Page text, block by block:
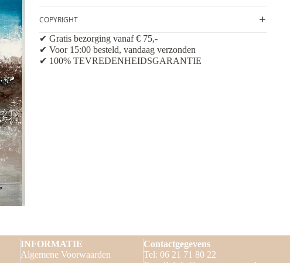
COPYRIGHT
✔ Gratis bezorging vanaf € 75,-
✔ Voor 15:00 besteld, vandaag verzonden
✔ 100% TEVREDENHEIDSGARANTIE
INFORMATIE
Algemene Voorwaarden
Contactgegevens
Tel: 06 21 71 80 22